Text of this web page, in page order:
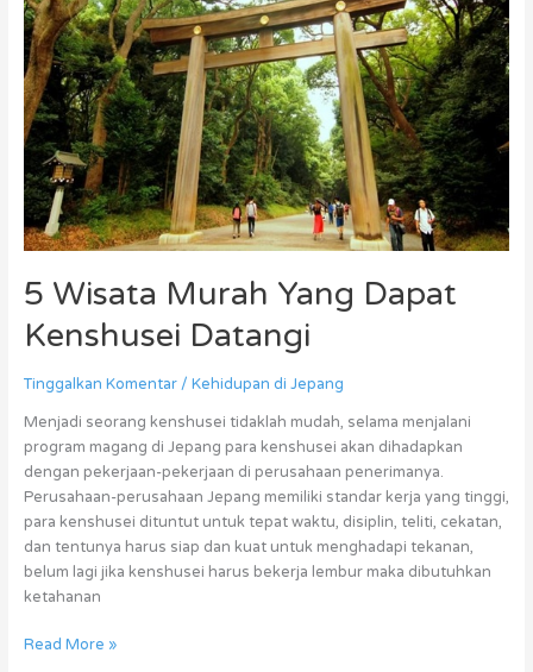
5 Wisata Murah Yang Dapat
Kenshusei Datangi
Tinggalkan Komentar / Kehidupan di Jepang
Menjadi seorang kenshusei tidaklah mudah, selama menjalani
program magang di Jepang para kenshusei akan dihadapkan
dengan pekerjaan-pekerjaan di perusahaan penerimanya.
Perusahaan-perusahaan Jepang memiliki standar kerja yang tinggi,
para kenshusei dituntut untuk tepat waktu, disiplin, teliti, cekatan,
dan tentunya harus siap dan kuat untuk menghadapi tekanan,
belum lagi jika kenshusei harus bekerja lembur maka dibutuhkan
ketahanan
Wisata
Murah
Yang
Dapat
Kenshusei
Datangi
Read More »